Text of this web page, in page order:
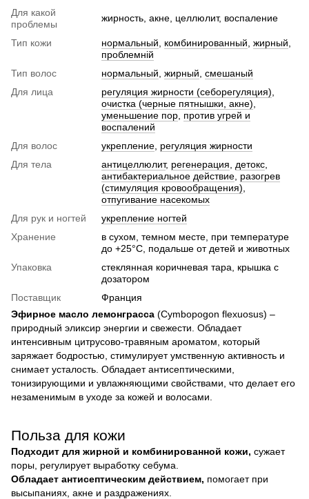
Для какой
проблемы
жирность, акне, целлюлит, воспаление
Тип кожи нормальный комбинированный жирный
проблемній
Тип волос
нормальный жирный смешаный
Для лица
регуляция жирности (себорегуляция)
очистка (черные пятнышки, акне)
уменьшение пор против угрей и
воспалений
Для волос
укрепление регуляция жирности
Для тела
антицеллюлит, регенерация детокс
антибактериальное действие разогрев
(стимуляция кровообращения)
отпугивание насекомых
Для рук и ногтей
укрепление ногтей
Хранение
в сухом, темном месте, при температуре
до +25°C, подальше от детей и животных
Упаковка
стеклянная коричневая тара, крышка с
дозатором
Поставщик
Франция
Эфирное масло лемонграсса (Cymbopogon flexuosus) –
природный эликсир энергии и свежести. Обладает
интенсивным цитрусово-травяным ароматом, который
заряжает бодростью, стимулирует умственную активность и
снимает усталость. Обладает антисептическими,
тонизирующими и увлажняющими свойствами, что делает его
незаменимым в уходе за кожей и волосами.
Польза для кожи
Подходит для жирной и комбинированной кожи, сужает
поры, регулирует выработку себума.
Обладает антисептическим действием, помогает при
высыпаниях, акне и раздражениях.